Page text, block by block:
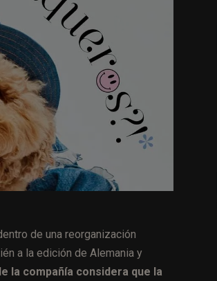
de una reorganización
a la edición de Alemania y
la compañía considera que la